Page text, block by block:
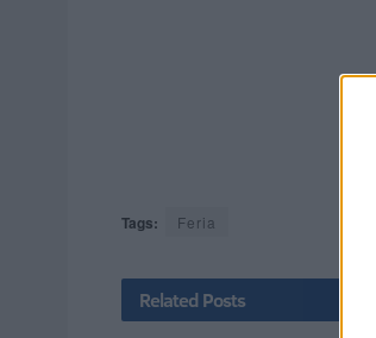
Tags: Feria
Related Posts